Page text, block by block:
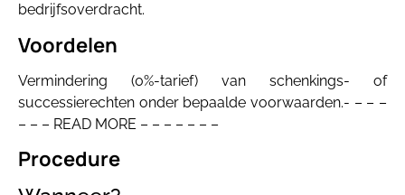
bedrijfsoverdracht.
Voordelen
Vermindering (0%-tarief) van schenkings- of
successierechten onder bepaalde voorwaarden.- – – –
– – – READ MORE – – – – – – –
Procedure